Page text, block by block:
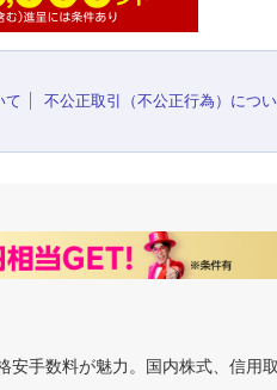
て
不公正取引（不公正行為）につ
手数料が魅力。国内株式、信用